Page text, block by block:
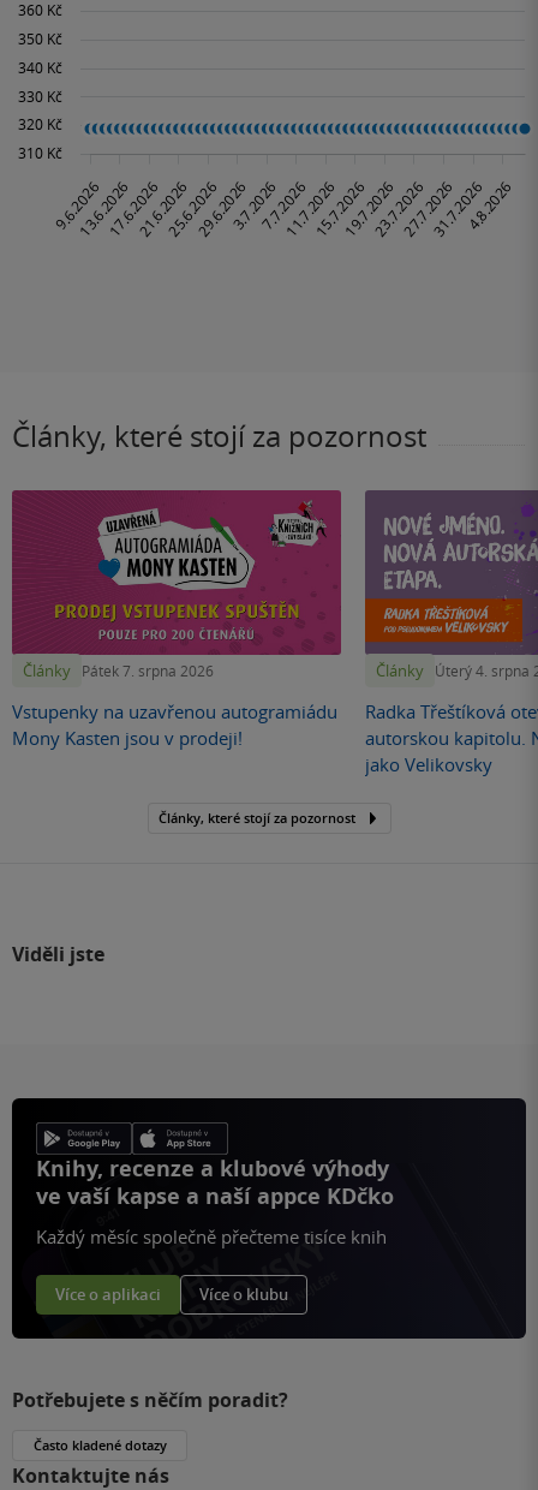
Články, které stojí za pozornost
Články Pátek 7. srpna 2026
Vstupenky na uzavřenou autogramiádu
Mony Kasten jsou v prodeji!
Články Úterý 4. srpna
Radka Třeštíková
autorskou kapitolu.
jako Velikovsky
Články, které stojí za pozornost
Viděli jste
Knihy, recenze a klubové výhody
ve vaší kapse a naší appce KDčko
Každý měsíc společně přečteme tisíce knih
Více o aplikaci Více o klubu
Potřebujete s něčím poradit?
Často kladené dotazy
Kontaktujte nás